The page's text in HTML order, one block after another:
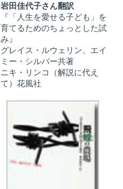
岩田佳代子さん翻訳
『「人生を愛せる子ども」を
育てるためのちょっとした試
み』
グレイス・ルウェリン、エイ
ミー・シルバー共著
ニキ・リンコ（解説に代え
て）花風社